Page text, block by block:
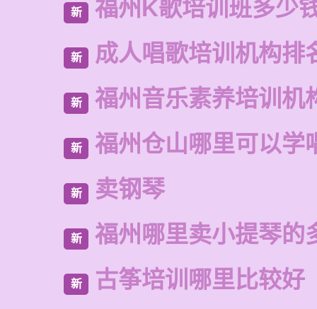
新 福州K歌培训班多少
新 成人唱歌培训机构排
新 福州音乐素养培训机
新 福州仓山哪里可以学
新 卖钢琴
新 福州哪里卖小提琴的
新 古筝培训哪里比较好